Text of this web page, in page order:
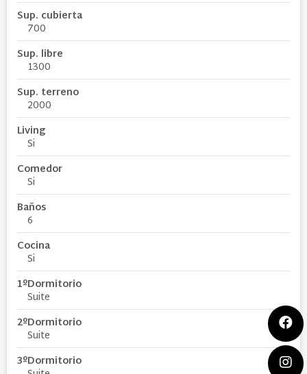
Sup. cubierta
700
Sup. libre
1300
Sup. terreno
2000
Living
Si
Comedor
Si
Baños
6
Cocina
Si
1ºDormitorio
Suite
2ºDormitorio
Suite
3ºDormitorio